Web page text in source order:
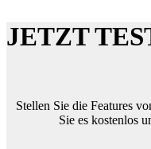
JETZT
Stellen Sie die Features
Sie es kostenlos